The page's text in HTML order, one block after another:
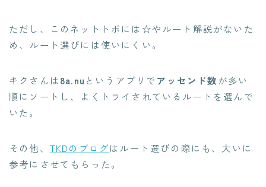
ただし、このネットトポには☆やルート解説がないた
め、ルート選びには使いにくい。
キクさんは8a.nu というアプリで アッセンド数 が多い
順にソートし、よくトライされているルートを選んで
いた。
その他、 TKDのブログはルート選びの際にも、大いに
参考にさせてもらった。